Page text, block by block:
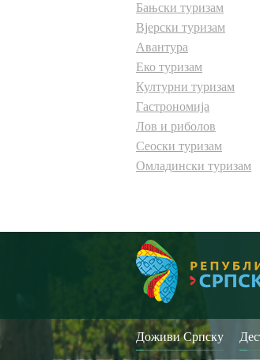
Бањски туризам
Вјерски туризам
Авантура
Еко туризам
Културни туризам
Гастрономија
Лов и риболов
Сеоски туризам
Омладински туризам
Доживи Српску